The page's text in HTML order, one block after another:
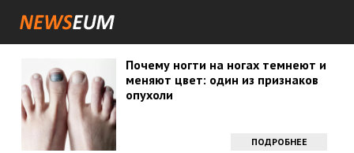
Почему ногти на ногах темнеют и
меняют цвет: один из признаков
опухоли
ПОДРОБНЕЕ